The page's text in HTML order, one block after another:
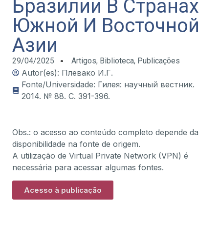
Бразилии В Странах
Южной И Восточной
Азии
29/04/2025 Artigos, Biblioteca, Publicações
Autor(es): Плевако И.Г.
Fonte/Universidade: Гилея: научный вестник.
2014. № 88. С. 391-396.
Obs.: o acesso ao conteúdo completo depende da
disponibilidade na fonte de origem.
A utilização de Virtual Private Network (VPN) é
necessária para acessar algumas fontes.
Acesso à publicação